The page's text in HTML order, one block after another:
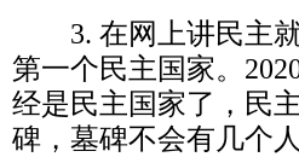
3. 在网上讲民主
第一个民主国家。
经是民主国家了，民
碑，墓碑不会有几个